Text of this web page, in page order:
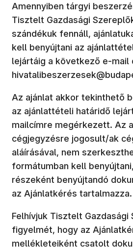
Amennyiben tárgyi
Tisztelt Gazdasági
szándékuk fennáll,
kell benyújtani az
lejártáig a következő e-mail
Az ajánlat akkor tekinthető
az ajánlattételi határidő
mailcímre megérkezett. Az
cégjegyzésre jogosult/ak
aláírásával, nem
formátumban kell
részeként benyújtandó
az Ajánlatkérés tartalmazza.
Felhívjuk Tisztelt Gazdasági
figyelmét, hogy az
mellékleteiként csatolt